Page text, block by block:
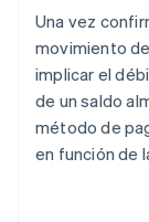
Una vez
movimiento
implicar el
de un saldo
método de
en función de